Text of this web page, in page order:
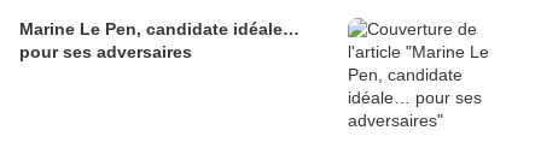
Marine Le Pen, candidate idéale…
pour ses adversaires